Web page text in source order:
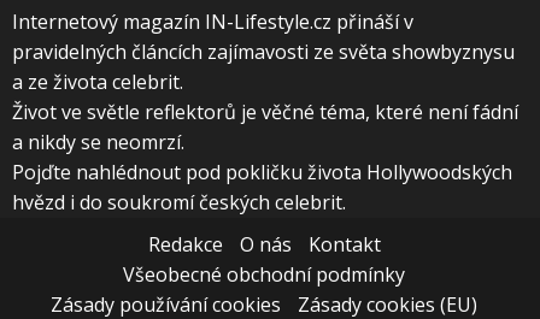
Internetový magazín IN-Lifestyle.cz přináší v
pravidelných článcích zajímavosti ze světa showbyznysu
a ze života celebrit.
Život ve světle reflektorů je věčné téma, které není fádní
a nikdy se neomrzí.
Pojďte nahlédnout pod pokličku života Hollywoodských
hvězd i do soukromí českých celebrit.
Redakce
O nás
Kontakt
Všeobecné obchodní podmínky
Zásady používání cookies
Zásady cookies (EU)